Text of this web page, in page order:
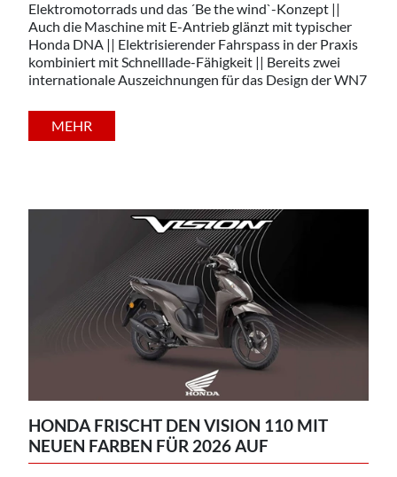
Elektromotorrads und das ´Be the wind`-Konzept ||
Auch die Maschine mit E-Antrieb glänzt mit typischer
Honda DNA || Elektrisierender Fahrspass in der Praxis
kombiniert mit Schnelllade-Fähigkeit || Bereits zwei
internationale Auszeichnungen für das Design der WN7
MEHR
HONDA FRISCHT DEN VISION 110 MIT
NEUEN FARBEN FÜR 2026 AUF